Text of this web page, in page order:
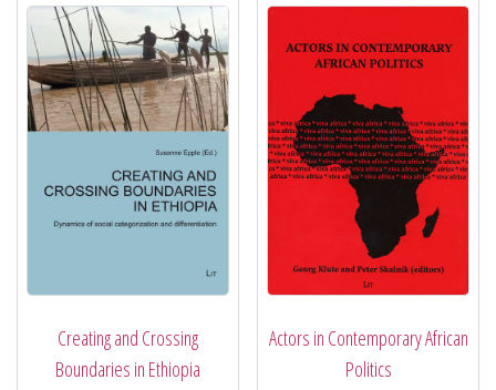
Creating and Crossing
Boundaries in Ethiopia
Actors in Contemporary African
Politics